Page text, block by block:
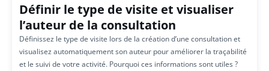
Définir le type de visite et visualiser
l’auteur de la consultation
Définissez le type de visite lors de la création d’une consultation et
visualisez automatiquement son auteur pour améliorer la traçabilité
et le suivi de votre activité. Pourquoi ces informations sont utiles ?